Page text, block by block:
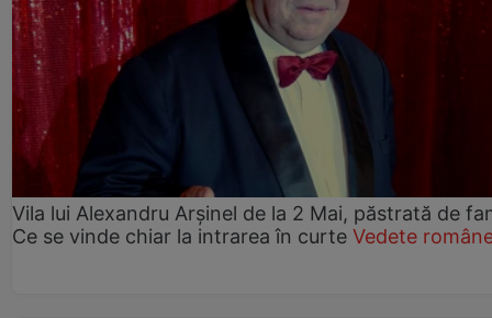
Vila lui Alexandru Arșinel de la 2 Mai, păstrată de
Ce se vinde chiar la intrarea în curte Vedete